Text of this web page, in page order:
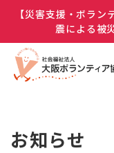
【災害支援・ボラ
震による被
お知らせ